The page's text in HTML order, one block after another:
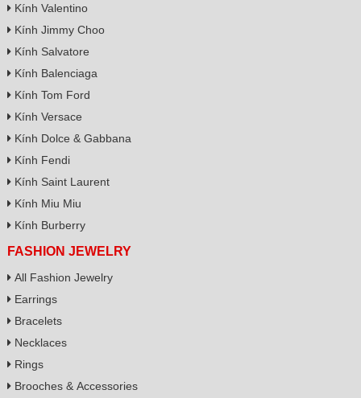
Kính Valentino
Kính Jimmy Choo
Kính Salvatore
Kính Balenciaga
Kính Tom Ford
Kính Versace
Kính Dolce & Gabbana
Kính Fendi
Kính Saint Laurent
Kính Miu Miu
Kính Burberry
FASHION JEWELRY
All Fashion Jewelry
Earrings
Bracelets
Necklaces
Rings
Brooches & Accessories